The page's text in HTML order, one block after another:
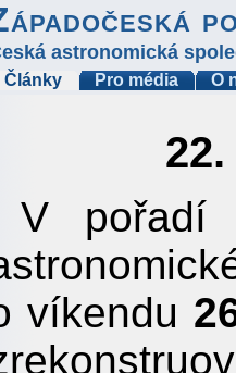
astronomická
Články Pro média O
V pořadí
víkendu